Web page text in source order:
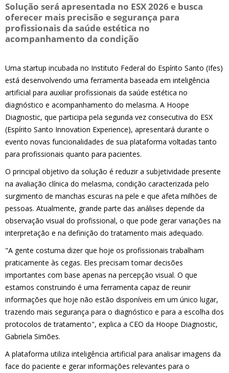
Solução será apresentada no ESX 2026 e busca
oferecer mais precisão e segurança para
profissionais da saúde estética no
acompanhamento da condição
Uma startup incubada no Instituto Federal do Espírito Santo (Ifes)
está desenvolvendo uma ferramenta baseada em inteligência
artificial para auxiliar profissionais da saúde estética no
diagnóstico e acompanhamento do melasma. A Hoope
Diagnostic, que participa pela segunda vez consecutiva do ESX
(Espírito Santo Innovation Experience), apresentará durante o
evento novas funcionalidades de sua plataforma voltadas tanto
para profissionais quanto para pacientes.
O principal objetivo da solução é reduzir a subjetividade presente
na avaliação clínica do melasma, condição caracterizada pelo
surgimento de manchas escuras na pele e que afeta milhões de
pessoas. Atualmente, grande parte das análises depende da
observação visual do profissional, o que pode gerar variações na
interpretação e na definição do tratamento mais adequado.
"A gente costuma dizer que hoje os profissionais trabalham
praticamente às cegas. Eles precisam tomar decisões
importantes com base apenas na percepção visual. O que
estamos construindo é uma ferramenta capaz de reunir
informações que hoje não estão disponíveis em um único lugar,
trazendo mais segurança para o diagnóstico e para a escolha dos
protocolos de tratamento", explica a CEO da Hoope Diagnostic,
Gabriela Simões.
A plataforma utiliza inteligência artificial para analisar imagens da
face do paciente e gerar informações relevantes para o